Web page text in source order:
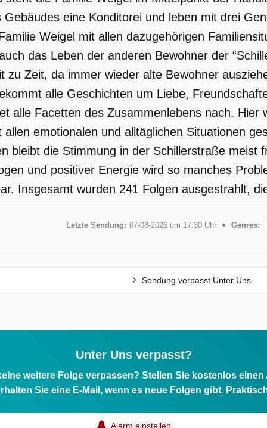
Gebäudes eine Konditorei und leben mit drei
Weigel mit allen dazugehörigen
das Leben der anderen Bewohner der
zu Zeit, da immer wieder alte Bewohner
alle Geschichten um Liebe,
alle Facetten des Zusammenlebens nach. Hier
allen emotionalen und alltäglichen Situationen
bleibt die Stimmung in der Schillerstraße meist
und positiver Energie wird so manches
Insgesamt wurden 241 Folgen ausgestrahlt,
Letzte Sendung: 07-08-2026 um 17:30 Uhr Genres:
Sendung verpasst Unter Uns
Unter Uns verpasst?
weitere Folge verpassen? Stellen Sie kostenlos einen
Sie eine E-Mail, wenn es neue Folgen gibt.
Alarm einstellen